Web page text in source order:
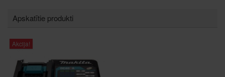
Apskatītie produkti
Akcija!